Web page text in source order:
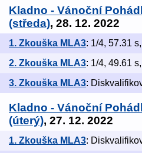
Kladno - Vánoční
(středa), 28. 12. 2022
1. Zkouška MLA3: 1/4, 57.31
2. Zkouška MLA3: 1/4, 49.61
3. Zkouška MLA3:
Kladno - Vánoční
(úterý), 27. 12. 2022
1. Zkouška MLA3: